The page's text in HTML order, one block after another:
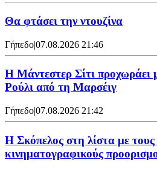
Θα φτάσει την ντουζίνα
Γήπεδο|07.08.2026 21:46
Η Μάντεστερ Σίτι προχωράει
Ρούλι από τη Μαρσέιγ
Γήπεδο|07.08.2026 21:42
Η Σκόπελος στη λίστα με
κινηματογραφικούς